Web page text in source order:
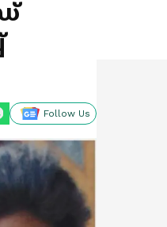
Follow Us